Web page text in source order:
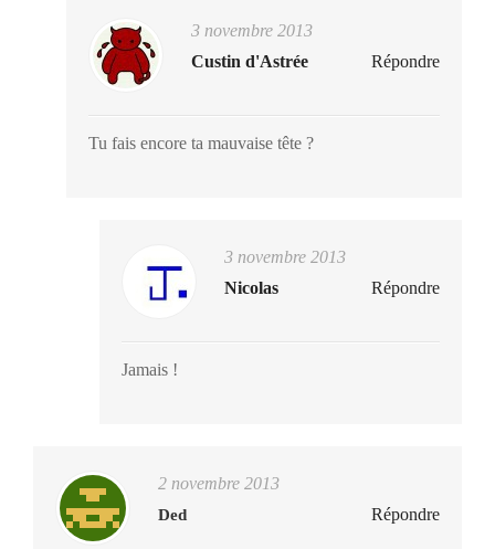
3 novembre 2013
Custin d'Astrée
Répondre
Tu fais encore ta mauvaise tête ?
3 novembre 2013
Nicolas
Répondre
Jamais !
2 novembre 2013
Ded Répondre